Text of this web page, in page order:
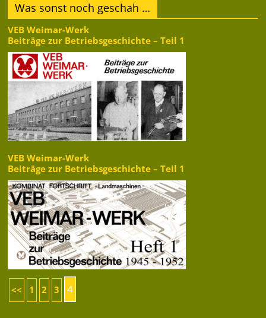
Was sonst noch geschah …
VEB Weimar-Werk
Beiträge zur Betriebsgeschichte – Teil 1
VEB Weimar-Werk
Beiträge zur Betriebsgeschichte – Teil 1
<< 1 2 3 4